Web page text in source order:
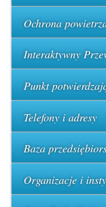
Ochrona
Interaktywny
Punkt
Telefony i adresy
Baza
Organizacje i